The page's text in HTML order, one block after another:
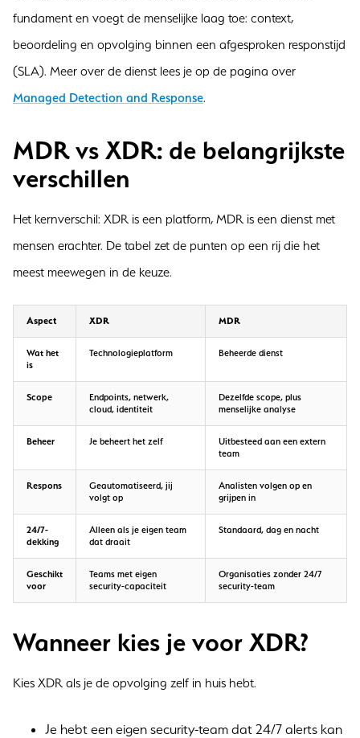
fundament en voegt de menselijke laag toe: context,
beoordeling en opvolging binnen een afgesproken responstijd
(SLA). Meer over de dienst lees je op de pagina over
Managed Detection and Response.
MDR vs XDR: de belangrijkste
verschillen
Het kernverschil: XDR is een platform, MDR is een dienst met
mensen erachter. De tabel zet de punten op een rij die het
meest meewegen in de keuze.
Aspect XDR MDR
Wat het
is
Technologieplatform Beheerde dienst
Scope
Endpoints, netwerk,
cloud, identiteit
Dezelfde scope, plus
menselijke analyse
Beheer Je beheert het zelf
Uitbesteed aan een extern
team
Respons
Geautomatiseerd, jij
volgt op
Analisten volgen op en
grijpen in
24/7-
dekking
Alleen als je eigen team
dat draait
Standaard, dag en nacht
Geschikt
voor
Teams met eigen
security-capaciteit
Organisaties zonder 24/7
security-team
Wanneer kies je voor XDR?
Kies XDR als je de opvolging zelf in huis hebt.
Je hebt een eigen security-team dat 24/7 alerts kan